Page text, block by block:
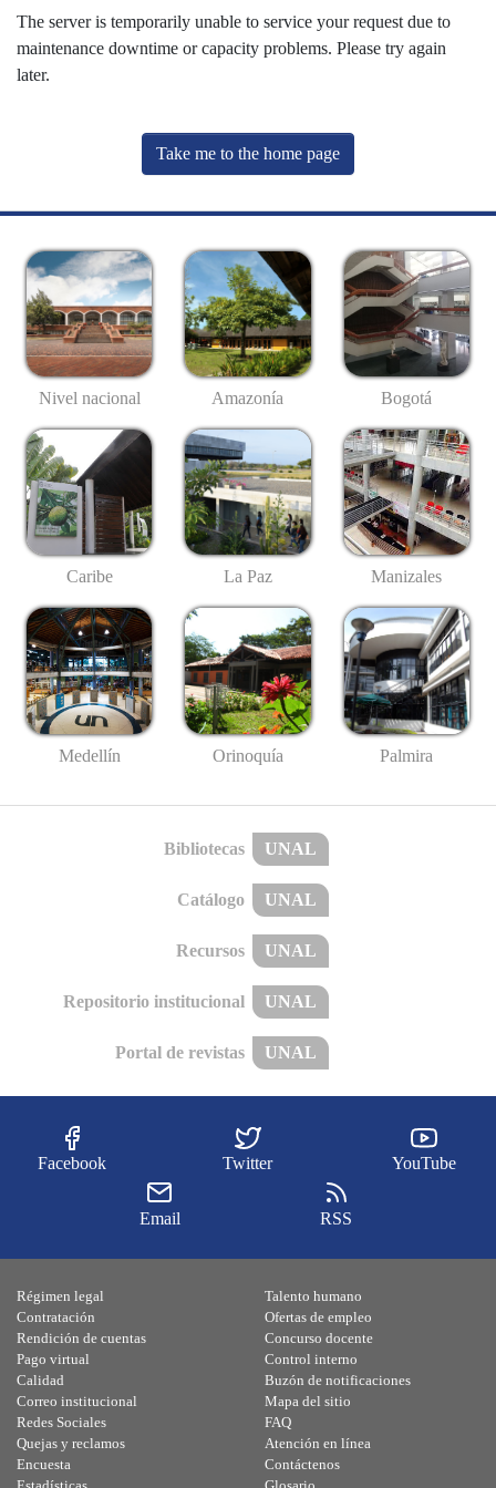
The server is temporarily unable to service your request due to
maintenance downtime or capacity problems. Please try again
later.
Take me to the home page
Nivel nacional Amazonía Bogotá
Caribe La Paz Manizales
Medellín Orinoquía Palmira
Bibliotecas UNAL
Catálogo UNAL
Recursos UNAL
Repositorio institucional UNAL
Portal de revistas UNAL
Facebook Twitter YouTube
Email RSS
Régimen legal
Contratación
Rendición de cuentas
Pago virtual
Calidad
Talento humano
Ofertas de empleo
Concurso docente
Control interno
Buzón de notificaciones
Correo institucional
Redes Sociales
Quejas y reclamos
Encuesta
Mapa del sitio
FAQ
Atención en línea
Contáctenos